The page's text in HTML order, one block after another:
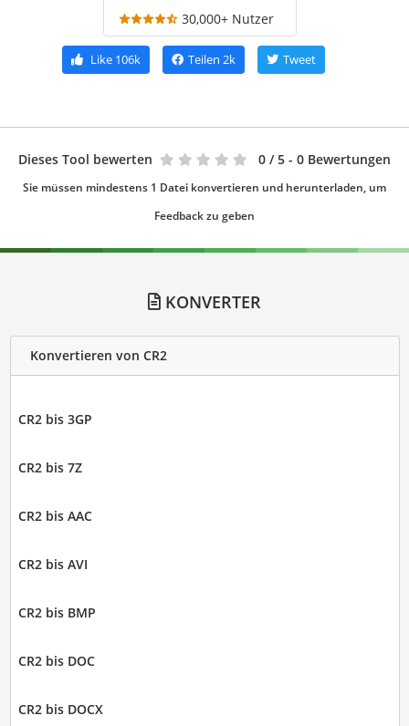
30,000+ Nutzer
Like 106k Teilen 2k Tweet
Dieses Tool bewerten 0 / 5 - 0 Bewertungen
Sie müssen mindestens 1 Datei konvertieren und herunterladen, um
Feedback zu geben
KONVERTER
Konvertieren von CR2
CR2 bis 3GP
CR2 bis 7Z
CR2 bis AAC
CR2 bis AVI
CR2 bis BMP
CR2 bis DOC
CR2 bis DOCX